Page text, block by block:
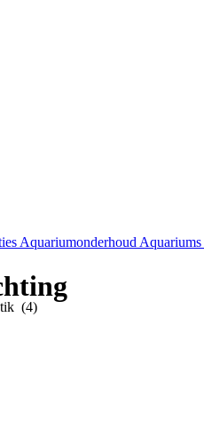
(4)
Aquariumonderhoud Aquariums